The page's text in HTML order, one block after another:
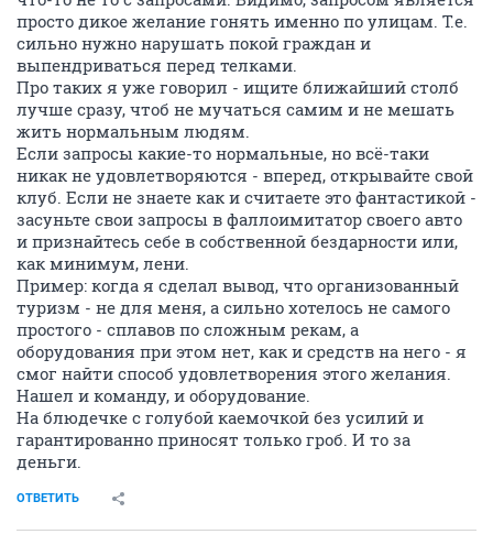
просто дикое желание гонять именно по улицам. Т.е.
сильно нужно нарушать покой граждан и
выпендриваться перед телками.
Про таких я уже говорил - ищите ближайший столб
лучше сразу, чтоб не мучаться самим и не мешать
жить нормальным людям.
Если запросы какие-то нормальные, но всё-таки
никак не удовлетворяются - вперед, открывайте свой
клуб. Если не знаете как и считаете это фантастикой -
засуньте свои запросы в фаллоимитатор своего авто
и признайтесь себе в собственной бездарности или,
как минимум, лени.
Пример: когда я сделал вывод, что организованный
туризм - не для меня, а сильно хотелось не самого
простого - сплавов по сложным рекам, а
оборудования при этом нет, как и средств на него - я
смог найти способ удовлетворения этого желания.
Нашел и команду, и оборудование.
На блюдечке с голубой каемочкой без усилий и
гарантированно приносят только гроб. И то за
деньги.
ОТВЕТИТЬ